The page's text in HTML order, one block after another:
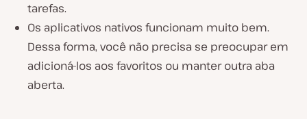
tarefas.
Os aplicativos nativos funcionam muito bem.
Dessa forma, você não precisa se preocupar em
adicioná-los aos favoritos ou manter outra aba
aberta.